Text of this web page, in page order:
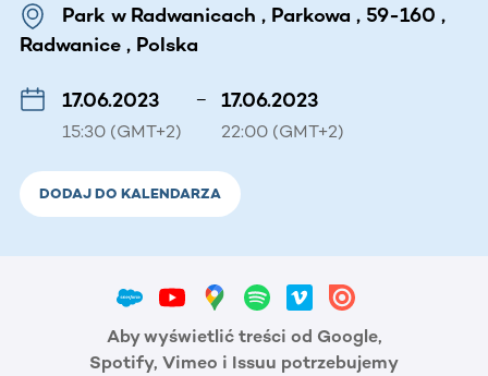
Park w Radwanicach , Parkowa , 59-160 ,
Radwanice , Polska
17.06.2023
15:30 (GMT+2)
– 17.06.2023
22:00 (GMT+2)
DODAJ DO KALENDARZA
Aby wyświetlić treści od Google,
Spotify, Vimeo i Issuu potrzebujemy